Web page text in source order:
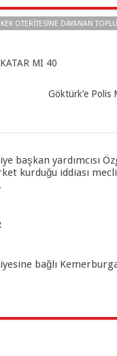
OTERİTESİNE DAYANAN
MI 40
Göktürk’e Polis
başkan yardımcısı
kurduğu iddiası
bağlı